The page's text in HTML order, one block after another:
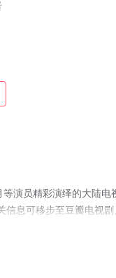
演员精彩演绎的大陆电
信息可移步至豆瓣电视